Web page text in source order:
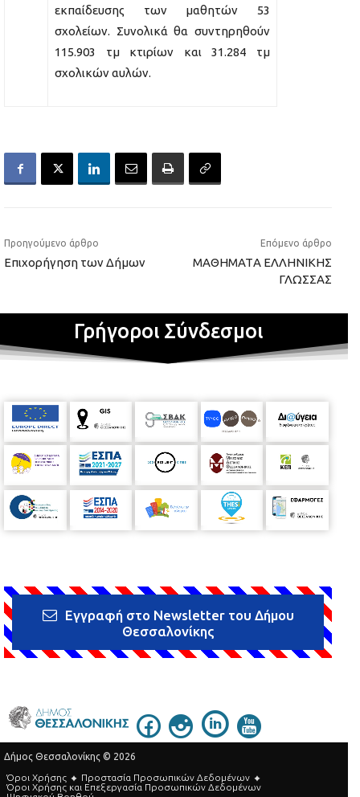
εκπαίδευσης των μαθητών 53
σχολείων. Συνολικά θα συντηρηθούν
115.903 τμ κτιρίων και 31.284 τμ
σχολικών αυλών.
Προηγούμενο άρθρο
Επιχορήγηση των Δήμων
Επόμενο άρθρο
ΜΑΘΗΜΑΤA ΕΛΛΗΝΙΚΗΣ
ΓΛΩΣΣΑΣ
Γρήγοροι Σύνδεσμοι
Εγγραφή στο Newsletter του Δήμου
Θεσσαλονίκης
Δήμος Θεσσαλονίκης © 2026
Όροι Χρήσης
Προστασία Προσωπικών Δεδομένων
Όροι Xρήσης και Eπεξεργασία Προσωπικών Δεδομένων